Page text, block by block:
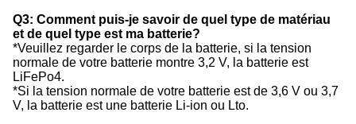
Q3: Comment puis-je savoir de quel type de matériau
et de quel type est ma batterie?
*Veuillez regarder le corps de la batterie, si la tension
normale de votre batterie montre 3,2 V, la batterie est
LiFePo4.
*Si la tension normale de votre batterie est de 3,6 V ou 3,7
V, la batterie est une batterie Li-ion ou Lto.